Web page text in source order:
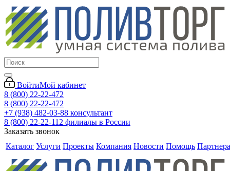
ВойтиМой кабинет
8 (800) 22-22-472
8 (800) 22-22-472
+7 (938) 482-03-88 консультант
8 (800) 22-22-112 филиалы в России
Заказать звонок
Каталог Услуги Проекты Компания Новости Помощь